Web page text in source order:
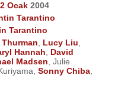
2 Ocak 2004
Tarantino
Tarantino
Thurman Lucy Liu
Hannah
David
Madsen Julie
Sonny Chiba